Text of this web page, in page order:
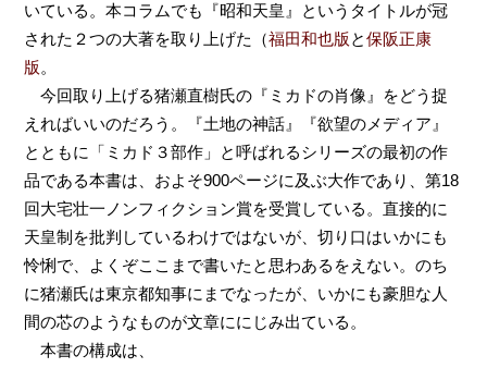
いている。本コラムでも『昭和天皇』というタイトルが冠
された２つの大著を取り上げた（福田和也版と保阪正康
版。
今回取り上げる猪瀬直樹氏の『ミカドの肖像』をどう捉
えればいいのだろう。『土地の神話』『欲望のメディア』
とともに「ミカド３部作」と呼ばれるシリーズの最初の作
品である本書は、およそ900ページに及ぶ大作であり、第18
回大宅壮一ノンフィクション賞を受賞している。直接的に
天皇制を批判しているわけではないが、切り口はいかにも
怜悧で、よくぞここまで書いたと思わあるをえない。のち
に猪瀬氏は東京都知事にまでなったが、いかにも豪胆な人
間の芯のようなものが文章ににじみ出ている。
本書の構成は、